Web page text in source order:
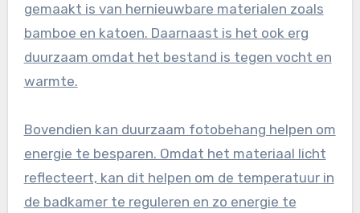
gemaakt is van hernieuwbare materialen zoals
bamboe en katoen. Daarnaast is het ook erg
duurzaam omdat het bestand is tegen vocht en
warmte.
Bovendien kan duurzaam fotobehang helpen om
energie te besparen. Omdat het materiaal licht
reflecteert, kan dit helpen om de temperatuur in
de badkamer te reguleren en zo energie te